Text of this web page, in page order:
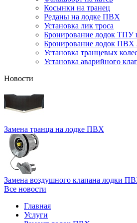
Косынки на транец
Реданы на лодке ПВХ
Установка лик троса
Бронирование лодок ТПУ
Бронирование лодок ПВХ
Установка транцевых
Установка аварийного
Новости
Замена транца на лодке ПВХ
Замена воздушного клапана лодки
Все новости
Главная
Услуги